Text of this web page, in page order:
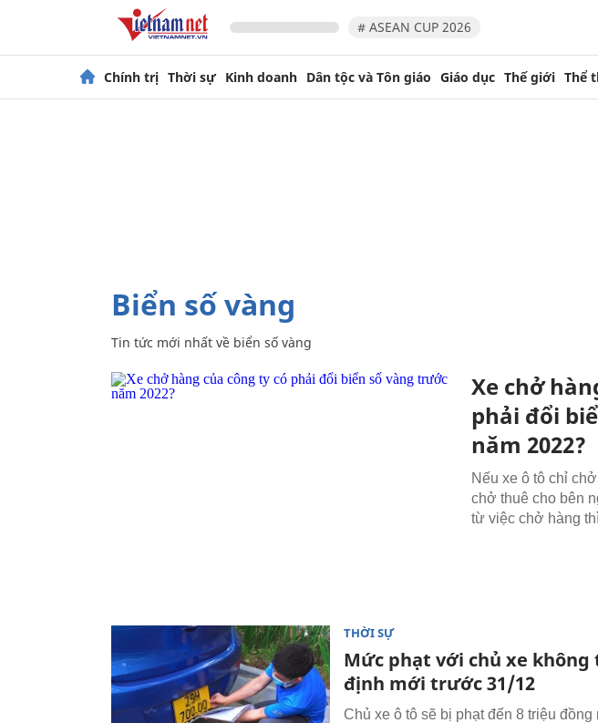
# ASEAN CUP 2026
Chính trị Thời sự Kinh doanh Dân tộc và Tôn giáo Giáo dục Thế giới Thể
biển số vàng
Tin tức mới nhất về biển số vàng
Xe chở
phải đổi
năm 2022?
Nếu xe ô tô chỉ
chở thuê cho bên
từ việc chở hàng
THỜI SỰ
Mức phạt với chủ xe
định mới trước 31/12
Chủ xe ô tô sẽ bị phạt đến 8 triệu